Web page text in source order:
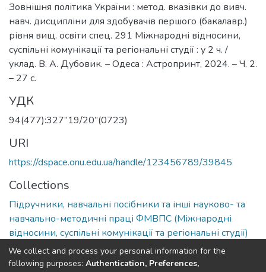
Зовнішня політика України : метод. вказівки до вивч.
навч. дисципліни для здобувачів першого (бакалавр.)
рівня вищ. освіти спец. 291 Міжнародні відносини,
суспільні комунікації та регіональні студії : у 2 ч. /
уклад. В. А. Дубовик. – Одеса : Астропринт, 2024. – Ч. 2.
– 27 с.
УДК
94(477):327”19/20”(0723)
URI
https://dspace.onu.edu.ua/handle/123456789/39845
Collections
Підручники, навчальні посібники та інші науково- та
навчально-методичні праці ФМВПС (Міжнародні
відносини, суспільні комунікації та регіональні студії)
Full item page
We collect and process your personal information for the
following purposes: Authentication, Preferences,